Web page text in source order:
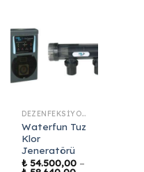
DEZENFEKSIYON SISTEMLERI
Waterfun Tuz
Klor
Jeneratörü
₺ 54.500,00 –